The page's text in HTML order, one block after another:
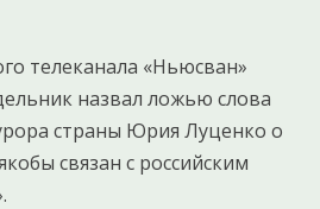
телеканала «Ньюсван»
назвал ложью слова
страны Юрия Луценко о
связан с российским